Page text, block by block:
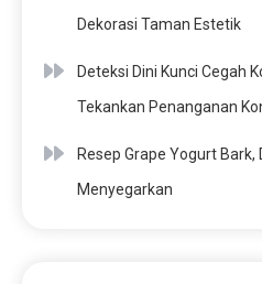
Dekorasi Taman Estetik
Deteksi Dini Kunci Cegah
Tekankan Penanganan
Resep Grape Yogurt
Menyegarkan